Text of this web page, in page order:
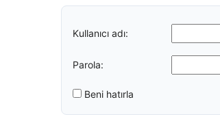
Kullanıcı adı:
Parola:
Beni hatırla